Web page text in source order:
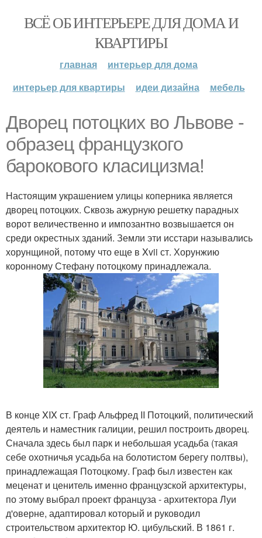
ВСЁ ОБ ИНТЕРЬЕРЕ ДЛЯ ДОМА И
КВАРТИРЫ
главная
интерьер для дома
интерьер для квартиры
идеи дизайна мебель
Дворец потоцких во Львове -
образец французкого
барокового класицизма!
Настоящим украшением улицы коперника является
дворец потоцких. Сквозь ажурную решетку парадных
ворот величественно и импозантно возвышается он
среди окрестных зданий. Земли эти исстари назывались
хорунщиной, потому что еще в Xvii ст. Хорунжию
коронному Стефану потоцкому принадлежала.
В конце XIX ст. Граф Альфред II Потоцкий, политический
деятель и наместник галиции, решил построить дворец.
Сначала здесь был парк и небольшая усадьба (такая
себе охотничья усадьба на болотистом берегу полтвы),
принадлежащая Потоцкому. Граф был известен как
меценат и ценитель именно французской архитектуры,
по этому выбрал проект француза - архитектора Луи
д'оверне, адаптировал который и руководил
строительством архитектор Ю. цибульский. В 1861 г.